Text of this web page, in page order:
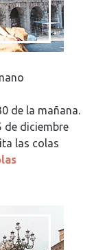
de la mañana.
de diciembre
las colas